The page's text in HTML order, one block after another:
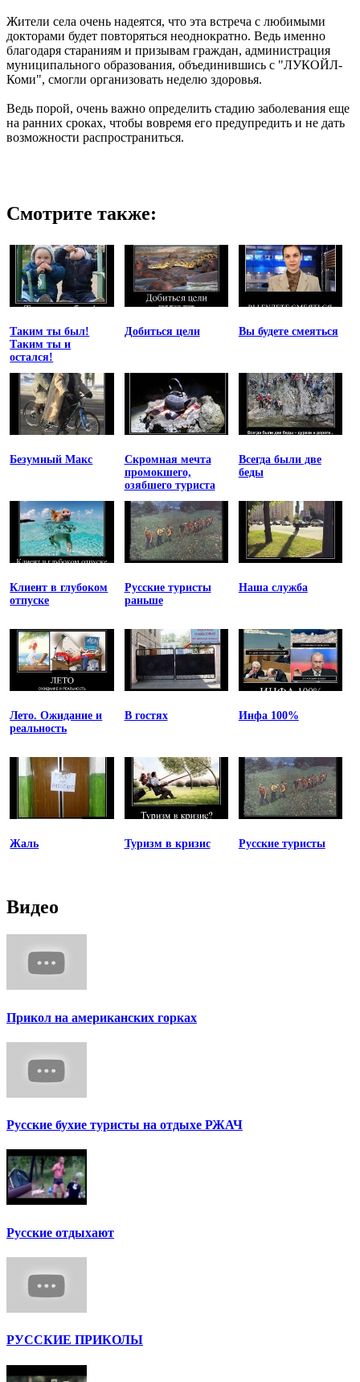
Жители села очень надеятся, что эта встреча с любимыми
докторами будет повторяться неоднократно. Ведь именно
благодаря стараниям и призывам граждан, администрация
муниципального образования, объединившись с "ЛУКОЙЛ-
Коми", смогли организовать неделю здоровья.
Ведь порой, очень важно определить стадию заболевания еще
на ранних сроках, чтобы вовремя его предупредить и не дать
возможности распространиться.
Смотрите также:
Таким ты был!
Таким ты и
остался!
Добиться цели Вы будете смеяться
Безумный Макс
Скромная мечта
промокшего,
озябшего туриста
Всегда были две
беды
Клиент в глубоком
отпуске
Русские туристы
раньше
Наша служба
Лето. Ожидание и
реальность
В гостях Инфа 100%
Жаль Туризм в кризис Русские туристы
Видео
Прикол на американских горках
Русские бухие туристы на отдыхе РЖАЧ
Русские отдыхают
РУССКИЕ ПРИКОЛЫ